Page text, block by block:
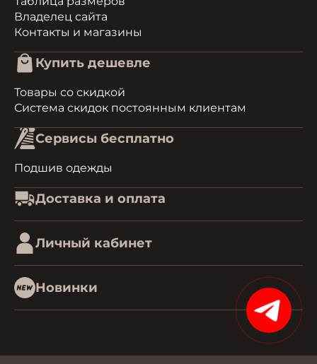
Владелец сайта
Контакты и магазины
Купить дешевле
Товары со скидкой
Система скидок постоянным клиентам
Сервисы бесплатно
Подшив одежды
Доставка и оплата
Личный кабинет
Новинки
15%